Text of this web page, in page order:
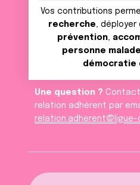
Vos contributions
recherche, déployer
prévention,
personne malade
démocratie
Une question ?
relation adhèrent par